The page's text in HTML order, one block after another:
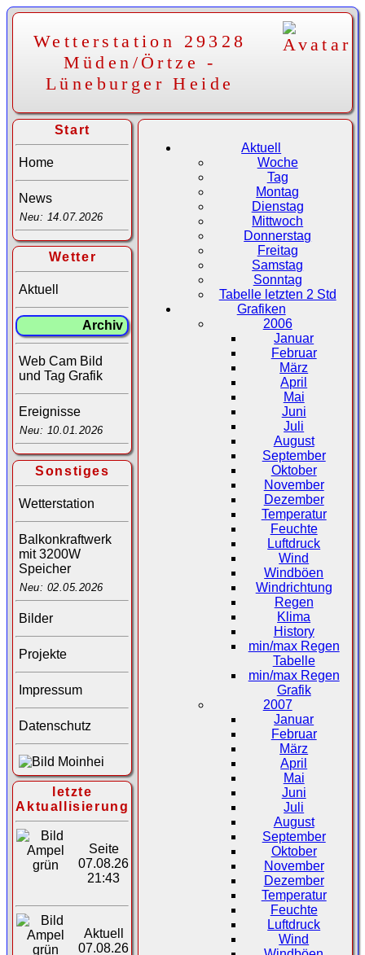
Wetterstation 29328
Müden/Örtze -
Lüneburger Heide
Start
Home
News
Neu: 14.07.2026
Wetter
Aktuell
Archiv
Web Cam Bild
und Tag Grafik
Ereignisse
Neu: 10.01.2026
Sonstiges
Wetterstation
Balkonkraftwerk
mit 3200W
Speicher
Neu: 02.05.2026
Bilder
Projekte
Impressum
Datenschutz
letzte
Aktuallisierung
Seite
07.08.26
21:43
Aktuell
07.08.26
Aktuell
Woche
Tag
Montag
Dienstag
Mittwoch
Donnerstag
Freitag
Samstag
Sonntag
Tabelle letzten 2 Std
Grafiken
2006
Januar
Februar
März
April
Mai
Juni
Juli
August
September
Oktober
November
Dezember
Temperatur
Feuchte
Luftdruck
Wind
Windböen
Windrichtung
Regen
Klima
History
min/max Regen
Tabelle
min/max Regen
Grafik
2007
Januar
Februar
März
April
Mai
Juni
Juli
August
September
Oktober
November
Dezember
Temperatur
Feuchte
Luftdruck
Wind